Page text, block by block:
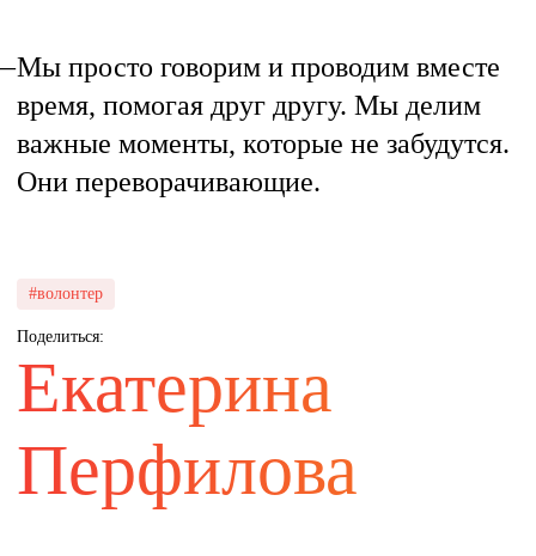
Мы просто говорим и проводим вместе
время, помогая друг другу. Мы делим
важные моменты, которые не забудутся.
Они переворачивающие.
#волонтер
Поделиться:
Екатерина
Перфилова